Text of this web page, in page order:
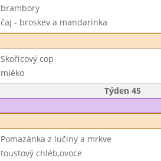
brambory
čaj - broskev a mandarinka
Skořicový cop
mléko
Týden 45
Pomazánka z lučiny a mrkve
toustový chléb,ovoce